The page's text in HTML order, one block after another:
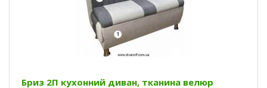
Бриз 2П кухонний диван, тканина велюр